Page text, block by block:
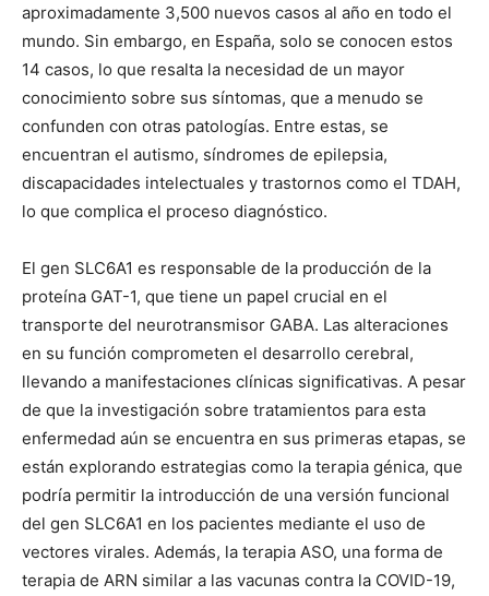
aproximadamente 3,500 nuevos casos al año en todo el
mundo. Sin embargo, en España, solo se conocen estos
14 casos, lo que resalta la necesidad de un mayor
conocimiento sobre sus síntomas, que a menudo se
confunden con otras patologías. Entre estas, se
encuentran el autismo, síndromes de epilepsia,
discapacidades intelectuales y trastornos como el TDAH,
lo que complica el proceso diagnóstico.
El gen SLC6A1 es responsable de la producción de la
proteína GAT-1, que tiene un papel crucial en el
transporte del neurotransmisor GABA. Las alteraciones
en su función comprometen el desarrollo cerebral,
llevando a manifestaciones clínicas significativas. A pesar
de que la investigación sobre tratamientos para esta
enfermedad aún se encuentra en sus primeras etapas, se
están explorando estrategias como la terapia génica, que
podría permitir la introducción de una versión funcional
del gen SLC6A1 en los pacientes mediante el uso de
vectores virales. Además, la terapia ASO, una forma de
terapia de ARN similar a las vacunas contra la COVID-19,